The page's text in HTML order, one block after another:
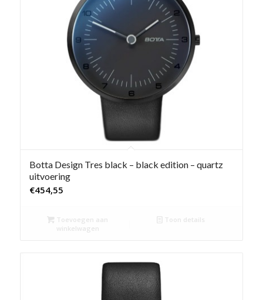
Botta Design Tres black – black edition – quartz
uitvoering
€454,55
Toevoegen aan
winkelwagen
Toon details